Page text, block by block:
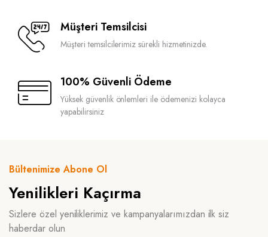
Müşteri Temsilcisi
Müşteri temsilcilerimiz sürekli hizmetinizde.
100% Güvenli Ödeme
Yüksek güvenlik önlemleri ile ödemenizi kolayca
yapabilirsiniz
Bültenimize Abone Ol
Yenilikleri Kaçırma
Sizlere özel yeniliklerimiz ve kampanyalarımızdan ilk siz
haberdar olun